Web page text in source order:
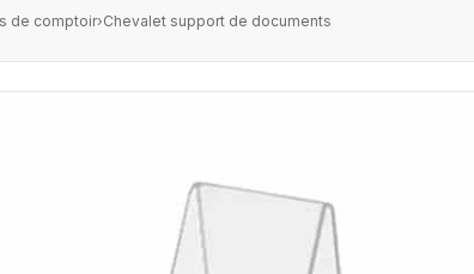
de comptoir›Chevalet support de documents